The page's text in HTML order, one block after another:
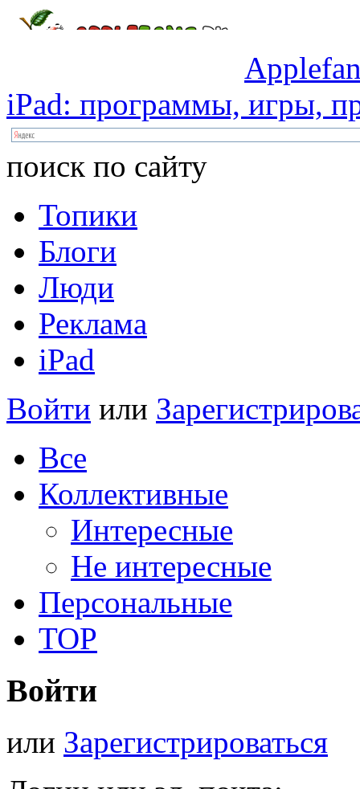
iPad: программы, игры,
поиск по сайту
Топики
Блоги
Люди
Реклама
iPad
Войти или
Все
Коллективные
Интересные
Не интересные
Персональные
TOP
Войти
или Зарегистрироваться